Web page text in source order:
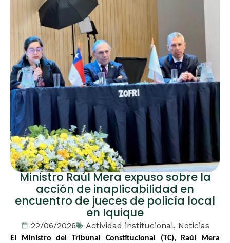
Ministro Raúl Mera expuso sobre la
acción de inaplicabilidad en
encuentro de jueces de policía local
en Iquique
22/06/2026 Actividad institucional, Noticias
El Ministro del Tribunal Constitucional (TC), Raúl Mera